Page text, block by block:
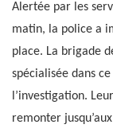
Alertée par les
matin, la police a
place. La brigade
spécialisée dans
l’investigation.
remonter